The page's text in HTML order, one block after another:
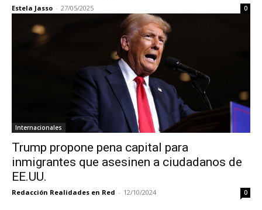
Estela Jasso - 27/05/2025 0
Internacionales
Trump propone pena capital para
inmigrantes que asesinen a ciudadanos de
EE.UU.
Redacción Realidades en Red - 12/10/2024 0